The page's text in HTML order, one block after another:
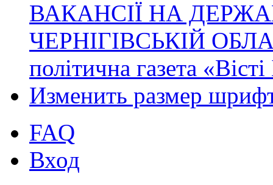
ВАКАНСІЇ НА
ЧЕРНІГІВСЬКІЙ
політична газета
Изменить размер
FAQ
Вход